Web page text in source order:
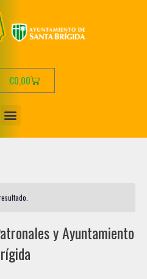
€0,00
y Ayuntamiento